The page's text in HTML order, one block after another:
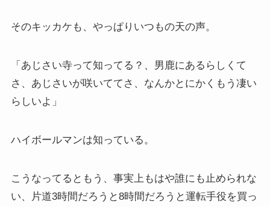
そのキッカケも、やっぱりいつもの天の声。
「あじさい寺って知ってる？、男鹿にあるらしくて
さ、あじさいが咲いててさ、なんかとにかくもう凄い
らしいよ」
ハイボールマンは知っている。
こうなってるともう、事実上もはや誰にも止められな
い、片道3時間だろうと8時間だろうと運転手役を買っ